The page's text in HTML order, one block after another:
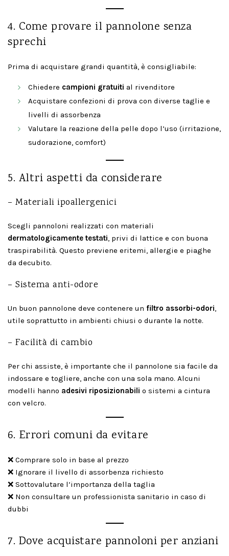
4. Come provare il pannolone senza
sprechi
Prima di acquistare grandi quantità, è consigliabile:
Chiedere campioni gratuiti al rivenditore
Acquistare confezioni di prova con diverse taglie e
livelli di assorbenza
Valutare la reazione della pelle dopo l’uso (irritazione,
sudorazione, comfort)
5. Altri aspetti da considerare
– Materiali ipoallergenici
Scegli pannoloni realizzati con materiali
dermatologicamente testati, privi di lattice e con buona
traspirabilità. Questo previene eritemi, allergie e piaghe
da decubito.
– Sistema anti-odore
Un buon pannolone deve contenere un filtro assorbi-odori,
utile soprattutto in ambienti chiusi o durante la notte.
– Facilità di cambio
Per chi assiste, è importante che il pannolone sia facile da
indossare e togliere, anche con una sola mano. Alcuni
modelli hanno adesivi riposizionabili o sistemi a cintura
con velcro.
6. Errori comuni da evitare
❌ Comprare solo in base al prezzo
❌ Ignorare il livello di assorbenza richiesto
❌ Sottovalutare l’importanza della taglia
❌ Non consultare un professionista sanitario in caso di
dubbi
7. Dove acquistare pannoloni per anziani